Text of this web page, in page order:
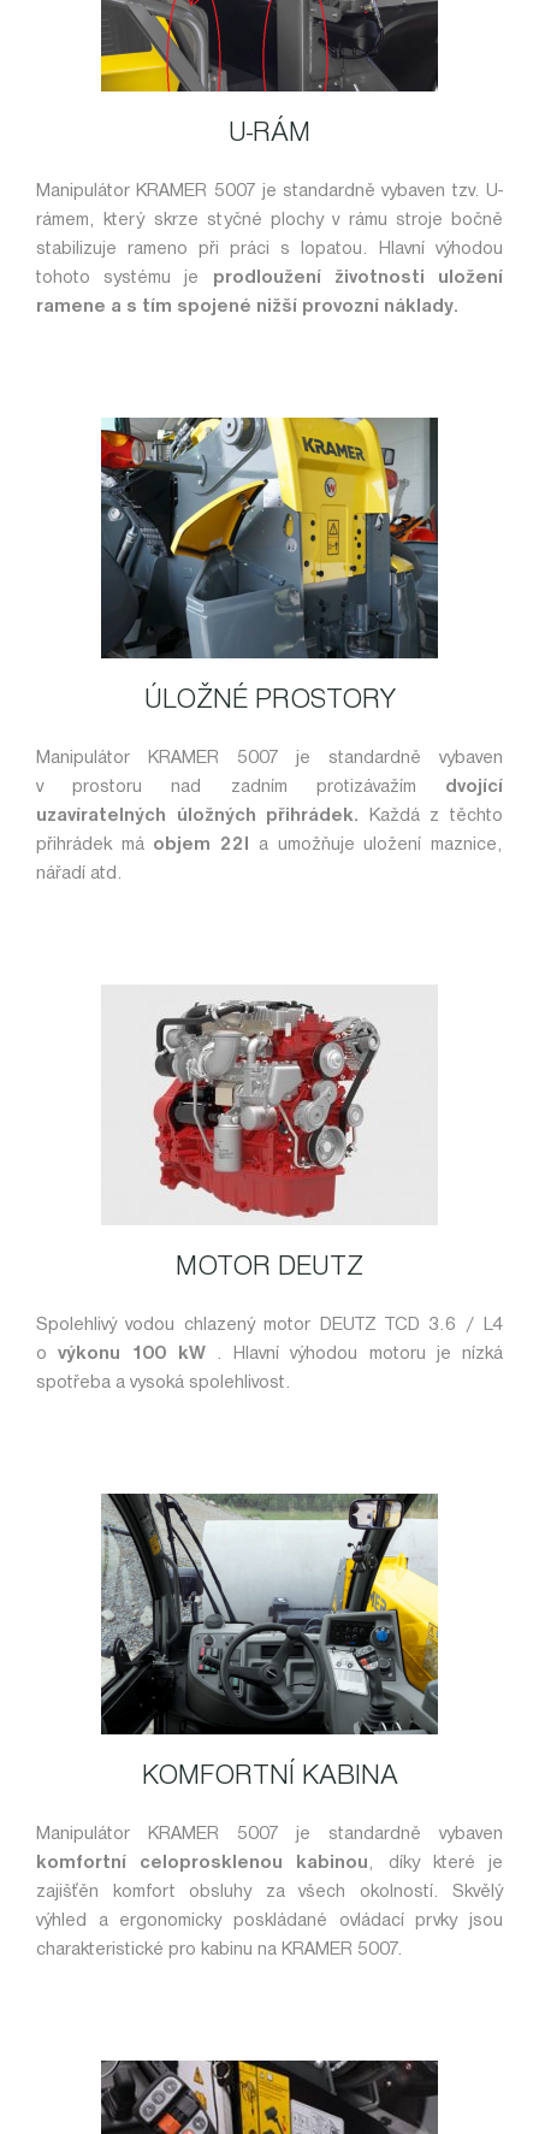
U-RÁM
Manipulátor KRAMER 5007 je standardně vybaven tzv. U-
rámem, který skrze styčné plochy v rámu stroje bočně
stabilizuje rameno při práci s lopatou. Hlavní výhodou
tohoto systému je prodloužení životnosti uložení
ramene a s tím spojené nižší provozní náklady.
ÚLOŽNÉ PROSTORY
Manipulátor KRAMER 5007 je standardně vybaven
v prostoru nad zadním protizávažím dvojící
uzavíratelných úložných přihrádek. Každá z těchto
přihrádek má objem 22l
a umožňuje uložení maznice,
nářadí atd.
MOTOR DEUTZ
Spolehlivý vodou chlazený motor DEUTZ TCD 3.6 / L4
ovýkonu 100 kW . Hlavní výhodou motoru je nízká
spotřeba a vysoká spolehlivost.
KOMFORTNÍ KABINA
Manipulátor KRAMER 5007 je standardně vybaven
komfortní celoprosklenou kabinou, díky které je
zajišťěn komfort obsluhy za všech okolností. Skvělý
výhled a ergonomicky poskládané ovládací prvky jsou
charakteristické pro kabinu na KRAMER 5007.